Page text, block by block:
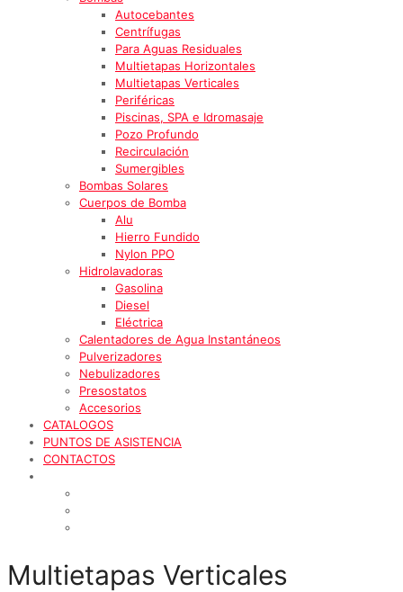
Autocebantes
Centrífugas
Para Aguas Residuales
Multietapas Horizontales
Multietapas Verticales
Periféricas
Piscinas, SPA e Idromasaje
Pozo Profundo
Recirculación
Sumergibles
Bombas Solares
Cuerpos de Bomba
Alu
Hierro Fundido
Nylon PPO
Hidrolavadoras
Gasolina
Diesel
Eléctrica
Calentadores de Agua Instantáneos
Pulverizadores
Nebulizadores
Presostatos
Accesorios
CATALOGOS
PUNTOS DE ASISTENCIA
CONTACTOS
Multietapas Verticales